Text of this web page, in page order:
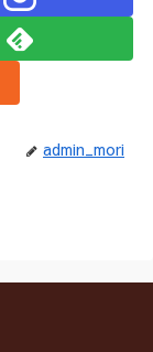
admin_mori